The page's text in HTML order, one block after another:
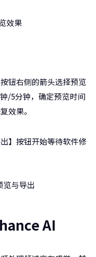
钮右侧的箭头选择预览
/5分钟，确定预览时间
效果。
】按钮开始等待软件修
AI